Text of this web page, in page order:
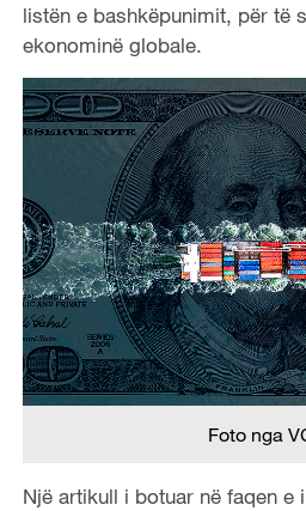
listën e bashkëpunimit, për të
ekonominë globale.
Foto nga
Një artikull i botuar në faqen e